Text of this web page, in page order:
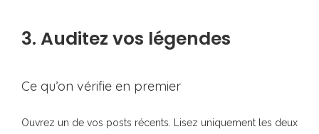
3. Auditez vos légendes
Ce qu’on vérifie en premier
Ouvrez un de vos posts récents. Lisez uniquement les deux